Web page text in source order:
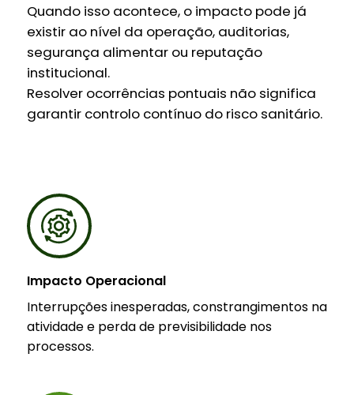
Quando isso acontece, o impacto pode já
existir ao nível da operação, auditorias,
segurança alimentar ou reputação
institucional.
Resolver ocorrências pontuais não significa
garantir controlo contínuo do risco sanitário.
Impacto Operacional
Interrupções inesperadas, constrangimentos na
atividade e perda de previsibilidade nos
processos.